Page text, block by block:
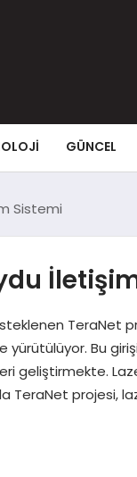
GÜNCEL
Sistemi
TeraNet
Bu
geliştirmekte.
TeraNet projesi,